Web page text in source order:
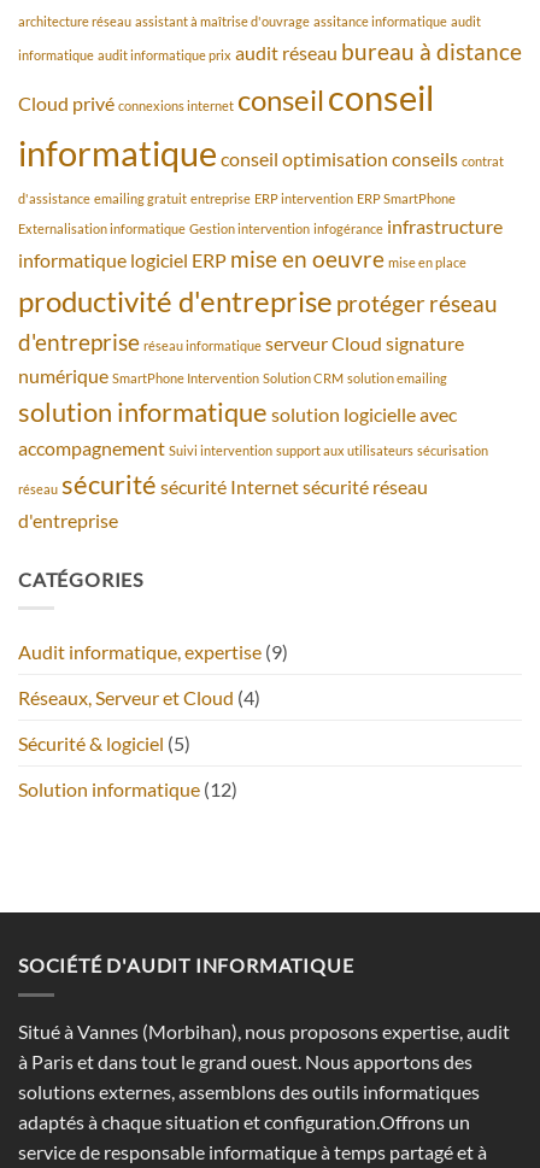
architecture réseau assistant à maîtrise d'ouvrage assitance informatique audit
informatique audit informatique prix audit réseau bureau à distance
Cloud privé connexions internet conseilconseil
informatique conseil optimisation conseils contrat
d'assistance emailing gratuit entreprise ERP intervention ERP SmartPhone
Externalisation informatique Gestion intervention infogérance infrastructure
informatique logiciel ERP mise en oeuvre mise en place
productivité d'entreprise protégerréseau
d'entreprise réseau informatique serveur Cloud signature
numérique SmartPhone Intervention Solution CRM solution emailing
solution informatique solution logicielle avec
accompagnement Suivi intervention support aux utilisateurs sécurisation
réseau sécurité sécurité Internetsécurité réseau
d'entreprise
CATÉGORIES
Audit informatique, expertise (9)
Réseaux, Serveur et Cloud (4)
Sécurité & logiciel (5)
Solution informatique (12)
SOCIÉTÉ D'AUDIT INFORMATIQUE
Situé à Vannes (Morbihan), nous proposons expertise, audit
à Paris et dans tout le grand ouest. Nous apportons des
solutions externes, assemblons des outils informatiques
adaptés à chaque situation et configuration.Offrons un
service de responsable informatique à temps partagé et à